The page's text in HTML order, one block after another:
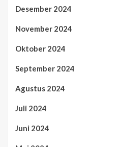
Desember 2024
November 2024
Oktober 2024
September 2024
Agustus 2024
Juli 2024
Juni 2024